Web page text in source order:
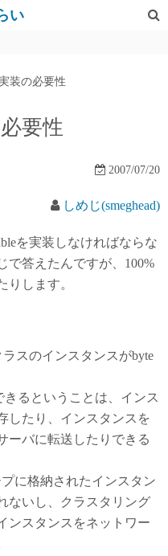
い
装の必要性
要性
2007/07/20
しめじ(smeghead)
を実装しなければならな
で答えたんですが、100%
りします。
スのインスタンスがbyte
るということは、インス
したり、インスタンスを
ーバに転送したりできる
プに格納されたインスタン
ないし、クラスタリング
ンスタンスをネットワー